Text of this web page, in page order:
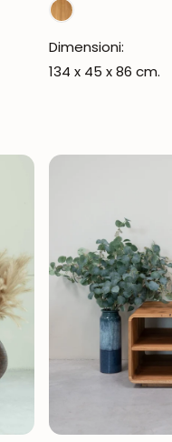
Dimensioni:
134 x 45 x 86 cm.